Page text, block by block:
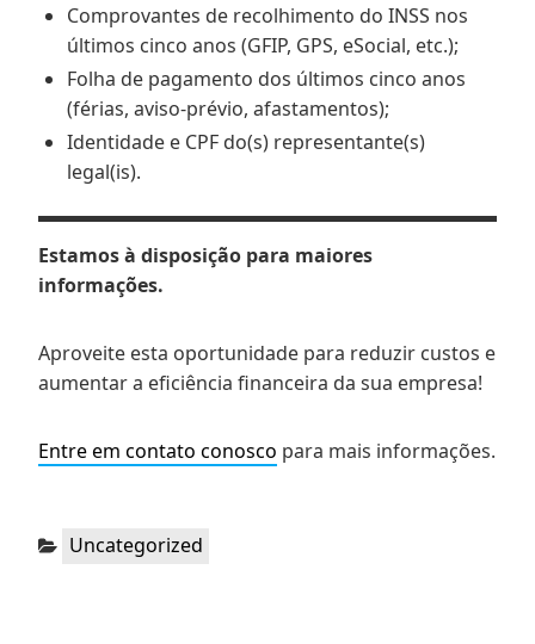
Comprovantes de recolhimento do INSS nos
últimos cinco anos (GFIP, GPS, eSocial, etc.);
Folha de pagamento dos últimos cinco anos
(férias, aviso-prévio, afastamentos);
Identidade e CPF do(s) representante(s)
legal(is).
Estamos à disposição para maiores
informações.
Aproveite esta oportunidade para reduzir custos e
aumentar a eficiência financeira da sua empresa!
Entre em contato conosco para mais informações.
Categorias:
Uncategorized